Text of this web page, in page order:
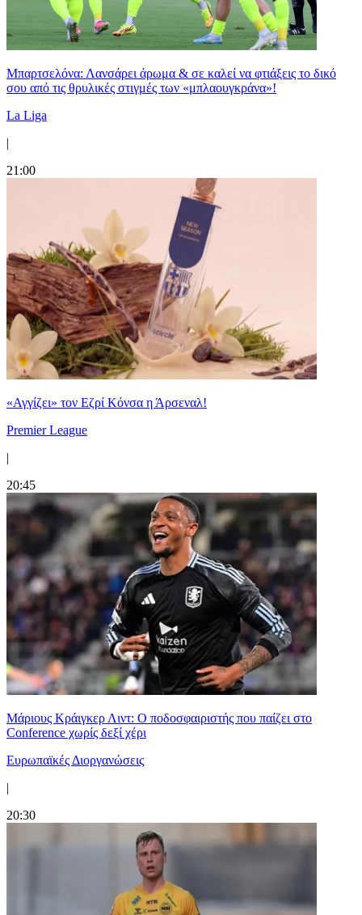
Μπαρτσελόνα: Λανσάρει άρωμα & σε καλεί να φτιάξεις το δικό
σου από τις θρυλικές στιγμές των «μπλαουγκράνα»!
La Liga
|
21:00
«Αγγίζει» τον Εζρί Κόνσα η Άρσεναλ!
Premier League
|
20:45
Μάριους Κράιγκερ Λιντ: Ο ποδοσφαιριστής που παίζει στο
Conference χωρίς δεξί χέρι
Ευρωπαϊκές Διοργανώσεις
|
20:30